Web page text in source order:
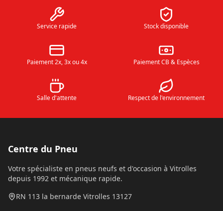
Service rapide Stock disponible
Paiement 2x, 3x ou 4x Paiement CB & Espèces
Salle d'attente Respect de l'environnement
Centre du Pneu
Votre spécialiste en pneus neufs et d'occasion à Vitrolles
depuis 1992 et mécanique rapide.
RN 113 la bernarde Vitrolles 13127